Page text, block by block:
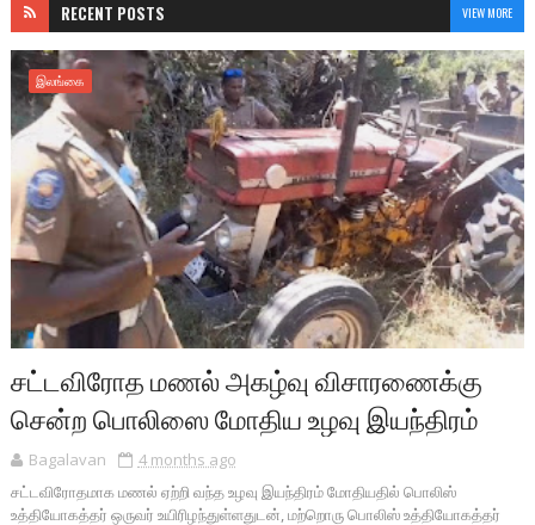
RECENT POSTS VIEW MORE
இலங்கை
சட்டவிரோத மணல் அகழ்வு விசாரணைக்கு
சென்ற பொலிஸை மோதிய உழவு இயந்திரம்
Bagalavan
4 months ago
சட்டவிரோதமாக மணல் ஏற்றி வந்த உழவு இயந்திரம் மோதியதில் பொலிஸ்
உத்தியோகத்தர் ஒருவர் உயிரிழந்துள்ளதுடன், மற்றொரு பொலிஸ் உத்தியோகத்தர்